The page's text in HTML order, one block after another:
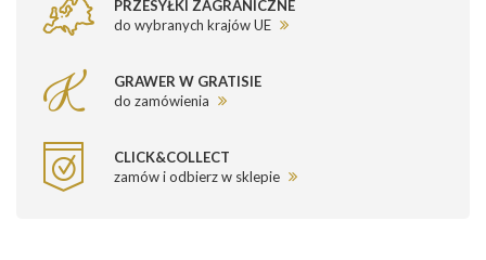
PRZESYŁKI ZAGRANICZNE
do wybranych krajów UE
GRAWER W GRATISIE
do zamówienia
CLICK&COLLECT
zamów i odbierz w sklepie